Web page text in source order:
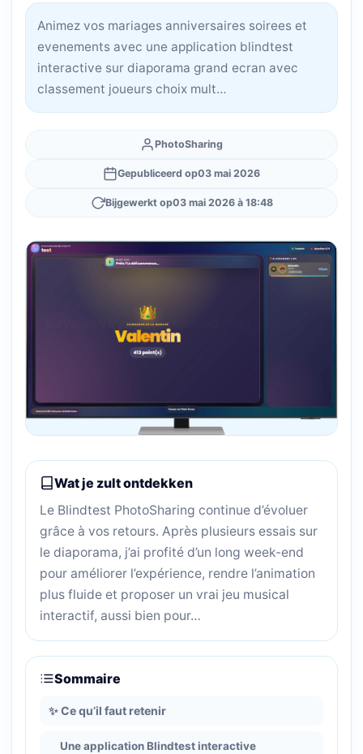
Animez vos mariages anniversaires soirees et
evenements avec une application blindtest
interactive sur diaporama grand ecran avec
classement joueurs choix mult…
PhotoSharing
Gepubliceerd op03 mai 2026
Bijgewerkt op03 mai 2026 à 18:48
Wat je zult ontdekken
Le Blindtest PhotoSharing continue d’évoluer
grâce à vos retours. Après plusieurs essais sur
le diaporama, j’ai profité d’un long week-end
pour améliorer l’expérience, rendre l’animation
plus fluide et proposer un vrai jeu musical
interactif, aussi bien pour…
Sommaire
✨ Ce qu’il faut retenir
Une application Blindtest interactive